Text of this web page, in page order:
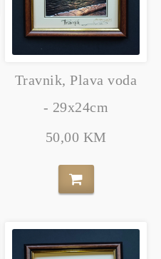
Travnik, Plava voda
- 29x24cm
50,00 KM